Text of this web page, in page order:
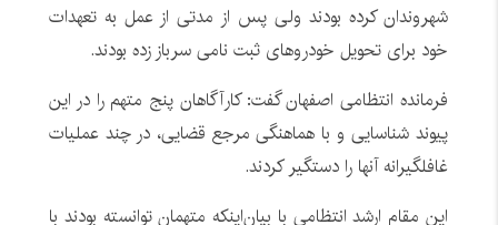
شهروندان کرده بودند ولی پس از مدتی از عمل به تعهدات
خود برای تحویل خودروهای ثبت نامی سرباز زده بودند.
فرمانده انتظامی اصفهان گفت: کارآگاهان پنج متهم را در این
پیوند شناسایی و با هماهنگی مرجع قضایی، در چند عملیات
غافلگیرانه آنها را دستگیر کردند.
این مقام ارشد انتظامی با بیان‌اینکه متهمان توانسته بودند با